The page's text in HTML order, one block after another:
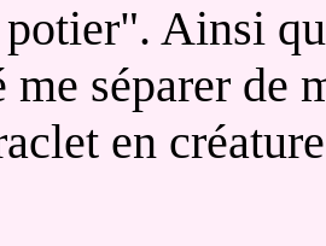
Ainsi
me séparer de
en